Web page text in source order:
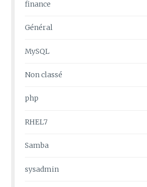
finance
Général
MySQL
Non classé
php
RHEL7
Samba
sysadmin